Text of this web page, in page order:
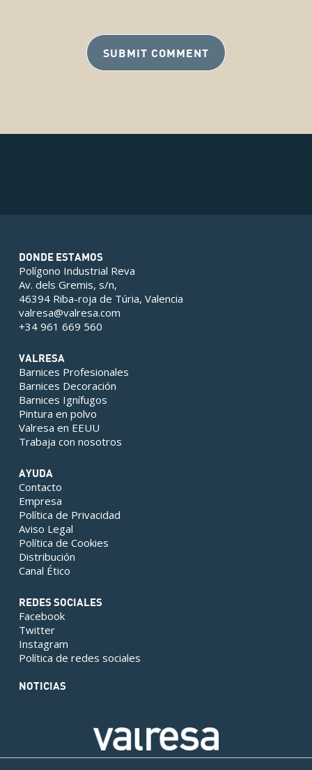
DONDE ESTAMOS
Polígono Industrial Reva
Av. dels Gremis, s/n,
46394 Riba-roja de Túria, Valencia
valresa@valresa.com
+34 961 669 560
VALRESA
Barnices Profesionales
Barnices Decoración
Barnices Ignífugos
Pintura en polvo
Valresa en EEUU
Trabaja con nosotros
AYUDA
Contacto
Empresa
Política de Privacidad
Aviso Legal
Política de Cookies
Distribución
Canal Ético
REDES SOCIALES
Facebook
Twitter
Instagram
Política de redes sociales
NOTICIAS